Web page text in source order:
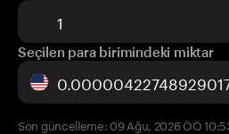
Seçilen para birimindeki miktar
Son güncelleme: 09 Ağu, 2026 ÖÖ